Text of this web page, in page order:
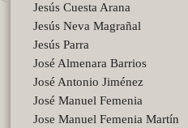
Jesús Cuesta Arana
Jesús Neva Magrañal
Jesús Parra
José Almenara Barrios
José Antonio Jiménez
José Manuel Femenia
Jose Manuel Femenia Martín